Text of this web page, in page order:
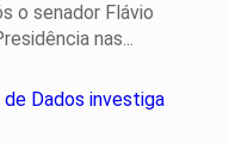
o senador Flávio
nas...